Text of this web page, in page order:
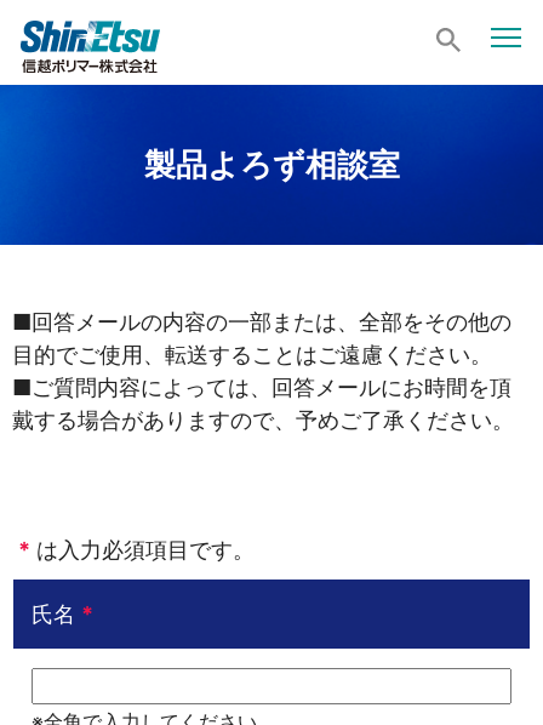
製品よろず相談室
■回答メールの内容の一部または、全部をその他の
目的でご使用、転送することはご遠慮ください。
■ご質問内容によっては、回答メールにお時間を頂
戴する場合がありますので、予めご了承ください。
* は入力必須項目です。
氏名 *